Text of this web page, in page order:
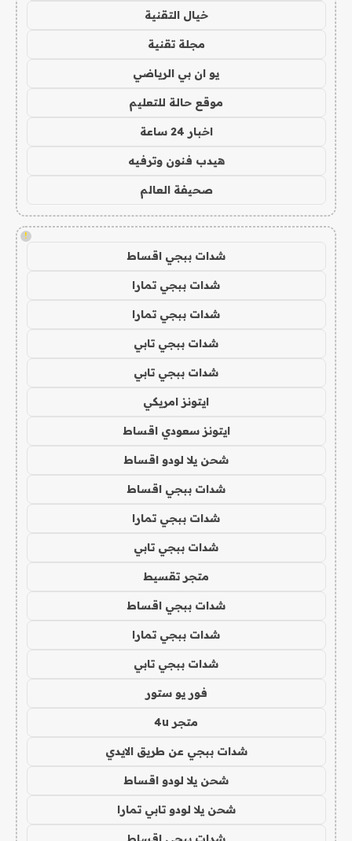
خيال التقنية
مجلة تقنية
يو ان بي الرياضي
موقع حالة للتعليم
اخبار 24 ساعة
هيدب فنون وترفيه
صحيفة العالم
!
شدات ببجي اقساط
شدات ببجي تمارا
شدات ببجي تمارا
شدات ببجي تابي
شدات ببجي تابي
ايتونز امريكي
ايتونز سعودي اقساط
شحن يلا لودو اقساط
شدات ببجي اقساط
شدات ببجي تمارا
شدات ببجي تابي
متجر تقسيط
شدات ببجي اقساط
شدات ببجي تمارا
شدات ببجي تابي
فور يو ستور
متجر 4u
شدات ببجي عن طريق الايدي
شحن يلا لودو اقساط
شحن يلا لودو تابي تمارا